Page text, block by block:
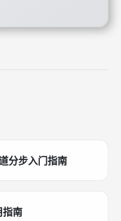
分步入门指南
指南